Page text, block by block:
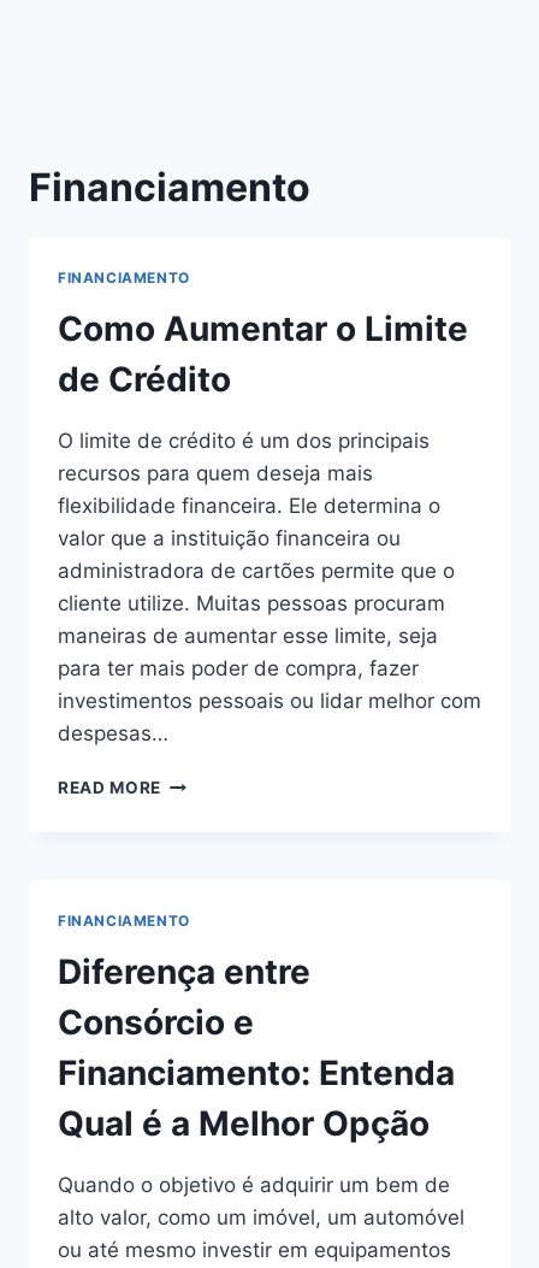
Financiamento
FINANCIAMENTO
Como Aumentar o Limite
de Crédito
O limite de crédito é um dos principais
recursos para quem deseja mais
flexibilidade financeira. Ele determina o
valor que a instituição financeira ou
administradora de cartões permite que o
cliente utilize. Muitas pessoas procuram
maneiras de aumentar esse limite, seja
para ter mais poder de compra, fazer
investimentos pessoais ou lidar melhor com
despesas…
READ MORE COMO
FINANCIAMENTO
Diferença entre
Consórcio e
Financiamento: Entenda
Qual é a Melhor Opção
Quando o objetivo é adquirir um bem de
alto valor, como um imóvel, um automóvel
ou até mesmo investir em equipamentos